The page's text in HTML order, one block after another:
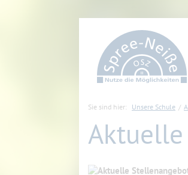
Sie sind hier: Unsere Schule